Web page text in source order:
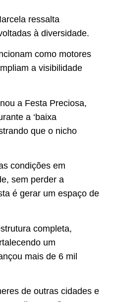
ressalta
à diversidade.
como motores
a visibilidade
u a Festa Preciosa,
a ‘baixa
que o nicho
condições em
sem perder a
é gerar um espaço de
completa,
um
mais de 6 mil
de outras cidades e